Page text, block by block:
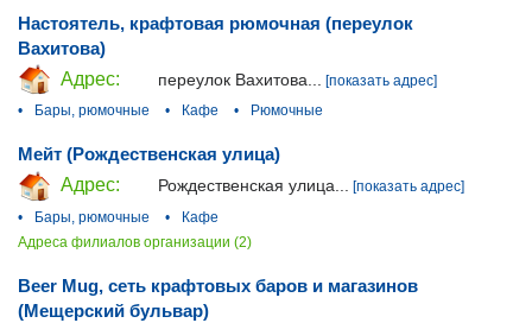
Настоятель, крафтовая рюмочная (переулок
Вахитова)
Адрес:
переулок Вахитова...
[показать адрес]
•
Бары, рюмочные • Кафе • Рюмочные
Мейт (Рождественская улица)
Адрес:
Рождественская улица... [показать адрес]
•
Бары, рюмочные •
Кафе
Адреса филиалов организации (2)
Beer Mug, сеть крафтовых баров и магазинов
(Мещерский бульвар)